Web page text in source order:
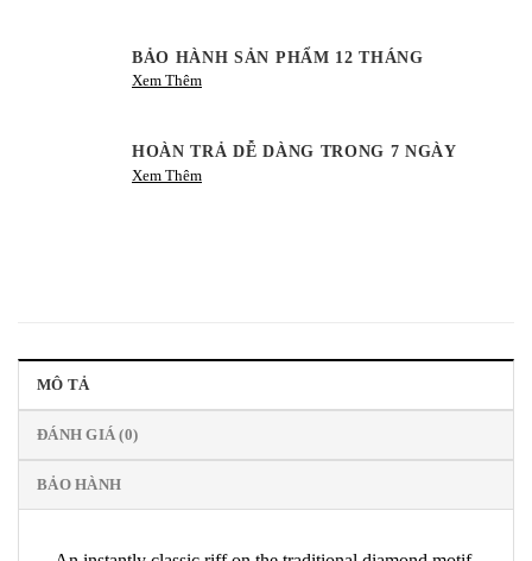
BẢO HÀNH SẢN PHẨM 12 THÁNG
Xem Thêm
HOÀN TRẢ DỄ DÀNG TRONG 7 NGÀY
Xem Thêm
MÔ TẢ
ĐÁNH GIÁ (0)
BẢO HÀNH